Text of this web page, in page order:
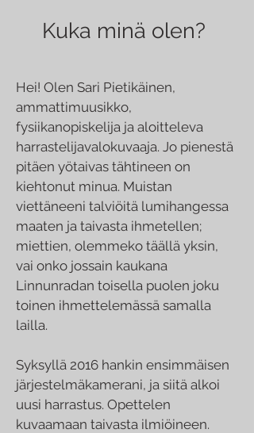
Kuka minä olen?
Hei! Olen Sari Pietikäinen,
ammattimuusikko,
fysiikanopiskelija ja aloitteleva
harrastelijavalokuvaaja. Jo pienestä
pitäen yötaivas tähtineen on
kiehtonut minua. Muistan
viettäneeni talviöitä lumihangessa
maaten ja taivasta ihmetellen;
miettien, olemmeko täällä yksin,
vai onko jossain kaukana
Linnunradan toisella puolen joku
toinen ihmettelemässä samalla
lailla.
Syksyllä 2016 hankin ensimmäisen
järjestelmäkamerani, ja siitä alkoi
uusi harrastus. Opettelen
kuvaamaan taivasta ilmiöineen.